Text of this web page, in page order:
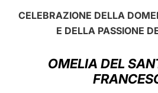
CELEBRAZIONE DELLA
E DELLA PASSIONE
OMELIA DEL